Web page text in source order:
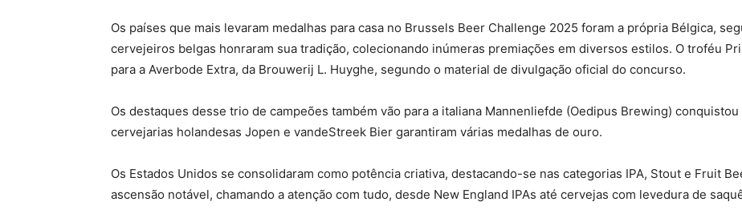
Os países que mais levaram medalhas para casa no Brussels Beer Challenge 2025 foram a própria Bélgica,
cervejeiros belgas honraram sua tradição, colecionando inúmeras premiações em diversos estilos. O troféu
para a Averbode Extra, da Brouwerij L. Huyghe, segundo o material de divulgação oficial do concurso.
Os destaques desse trio de campeões também vão para a italiana Mannenliefde (Oedipus Brewing)
cervejarias holandesas Jopen e vandeStreek Bier garantiram várias medalhas de ouro.
Os Estados Unidos se consolidaram como potência criativa, destacando-se nas categorias IPA, Stout e Fruit
ascensão notável, chamando a atenção com tudo, desde New England IPAs até cervejas com levedura de